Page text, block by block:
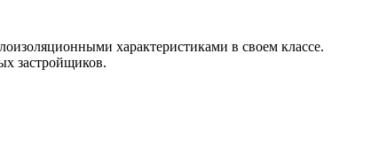
характеристиками в своем классе.
застройщиков.